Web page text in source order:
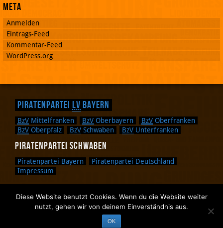
Meta
Anmelden
Eintrags-Feed
Kommentar-Feed
WordPress.org
Piratenpartei LV Bayern
BzV Mittelfranken BzV Oberbayern BzV Oberfranken
BzV Oberpfalz BzV Schwaben BzV Unterfranken
Piratenpartei Schwaben
Piratenpartei Bayern
Piratenpartei Deutschland
Impressum
Zurück nach oben.
Zurück zum Anfang des Textes.
Zurück zur Sucheingabe.
Diese Website benutzt Cookies. Wenn du die Website weiter
nutzt, gehen wir von deinem Einverständnis aus.
OK